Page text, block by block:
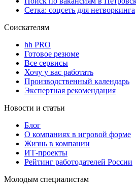
Сетка: соцсеть для нетворкинга
Соискателям
hh PRO
Готовое резюме
Все сервисы
Хочу у вас работать
Производственный календарь
Экспертная рекомендация
Новости и статьи
Блог
О компаниях в игровой форме
Жизнь в компании
ИТ-проекты
Рейтинг работодателей России
Молодым специалистам